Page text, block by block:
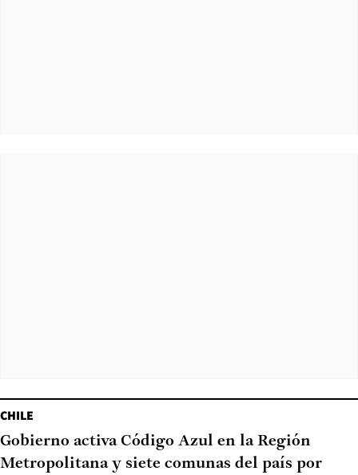
CHILE
Gobierno activa Código Azul en la Región
Metropolitana y siete comunas del país por